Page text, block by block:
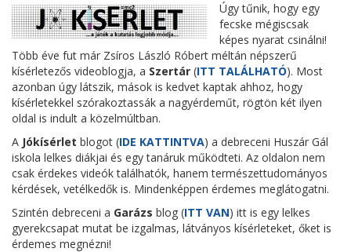
Úgy tűnik, hogy egy
fecske mégiscsak
képes nyarat csinálni!
Több éve fut már Zsíros László Róbert méltán népszerű
kísérletezős videoblogja, a Szertár (ITT TALÁLHATÓ). Most
azonban úgy látszik, mások is kedvet kaptak ahhoz, hogy
kísérletekkel szórakoztassák a nagyérdeműt, rögtön két ilyen
oldal is indult a közelmúltban.
A Jókísérlet blogot (IDE KATTINTVA) a debreceni Huszár Gál
iskola lelkes diákjai és egy tanáruk működteti. Az oldalon nem
csak érdekes videók találhatók, hanem természettudományos
kérdések, vetélkedők is. Mindenképpen érdemes meglátogatni.
Szintén debreceni a Garázs blog (ITT VAN) itt is egy lelkes
gyerekcsapat mutat be izgalmas, látványos kísérleteket, őket is
érdemes megnézni!